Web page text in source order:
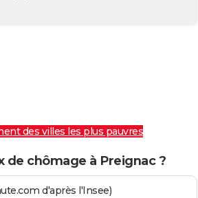
des villes les plus pauvres
de chômage à Preignac ?
d'après l'Insee)